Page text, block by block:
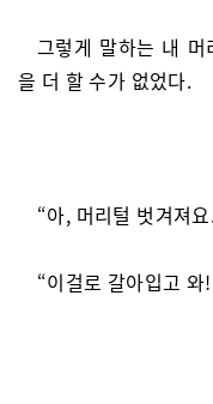
그렇게 말하는 내
을 더 할 수가 없었다.
“아, 머리털 벗겨져
“이걸로 갈아입고 와